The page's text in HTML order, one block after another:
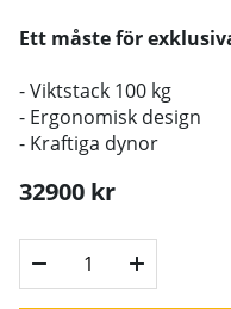
Ett måste för
- Viktstack 100 kg
- Ergonomisk design
- Kraftiga dynor
32900 kr